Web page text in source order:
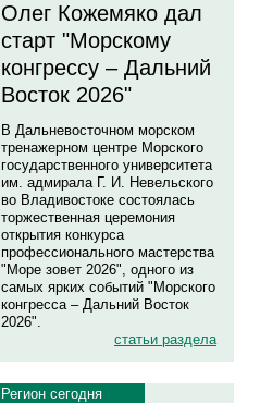
Олег Кожемяко дал
старт "Морскому
конгрессу – Дальний
Восток 2026"
В Дальневосточном морском
тренажерном центре Морского
государственного университета
им. адмирала Г. И. Невельского
во Владивостоке состоялась
торжественная церемония
открытия конкурса
профессионального мастерства
"Море зовет 2026", одного из
самых ярких событий "Морского
конгресса – Дальний Восток
2026".
статьи раздела
Регион сегодня